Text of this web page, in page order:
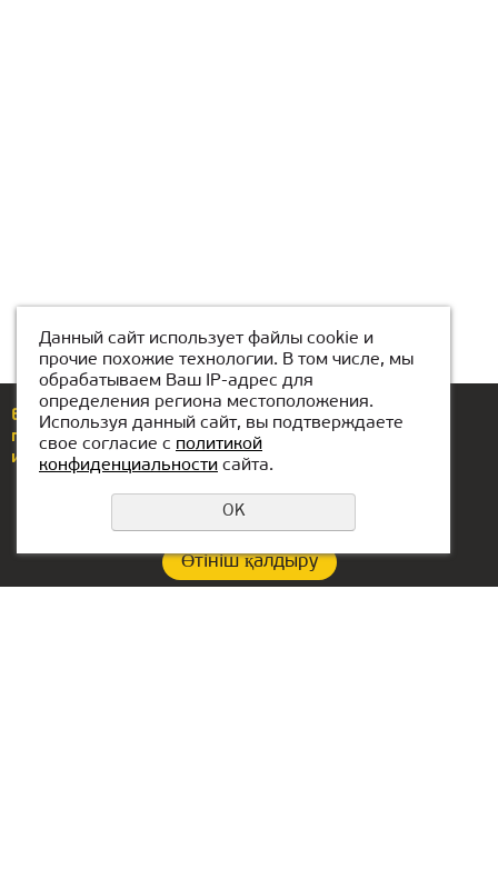
Еcли у вас возникли вопросы или предложения,
позвоните по номеру +7(771)425-86-37
или напишите намalmaty@kiber-one.com
Өтініш қалдыру
Данный сайт использует файлы cookie и
прочие похожие технологии. В том числе, мы
обрабатываем Ваш IP-адрес для
определения региона местоположения.
Используя данный сайт, вы подтверждаете
свое согласие с политикой
конфиденциальности сайта.
OK